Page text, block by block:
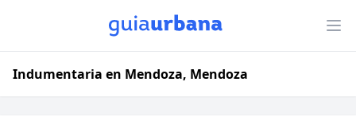
Indumentaria en Mendoza, Mendoza